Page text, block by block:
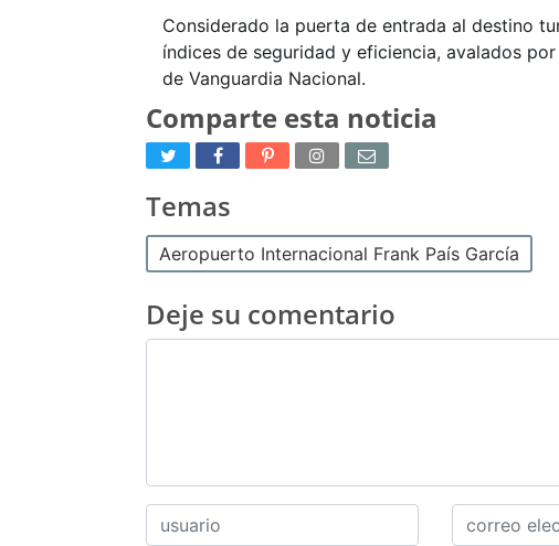
Considerado la puerta de entrada al destino
índices de seguridad y eficiencia, avalados
de Vanguardia Nacional.
Comparte esta noticia
Temas
Aeropuerto Internacional Frank País García
Deje su comentario